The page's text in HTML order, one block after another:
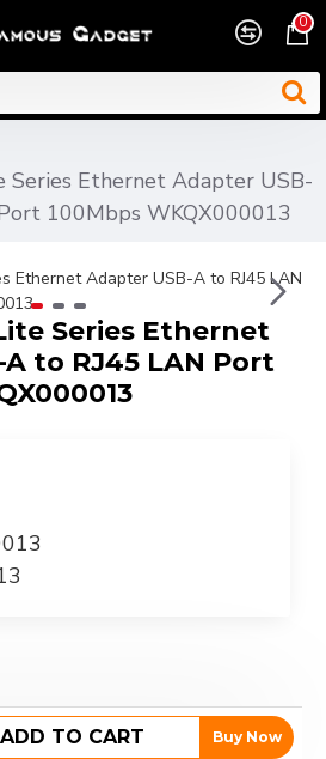
0
Series Ethernet Adapter USB-
100Mbps WKQX000013
Series Ethernet
to RJ45 LAN Port
ADD TO CART Buy Now